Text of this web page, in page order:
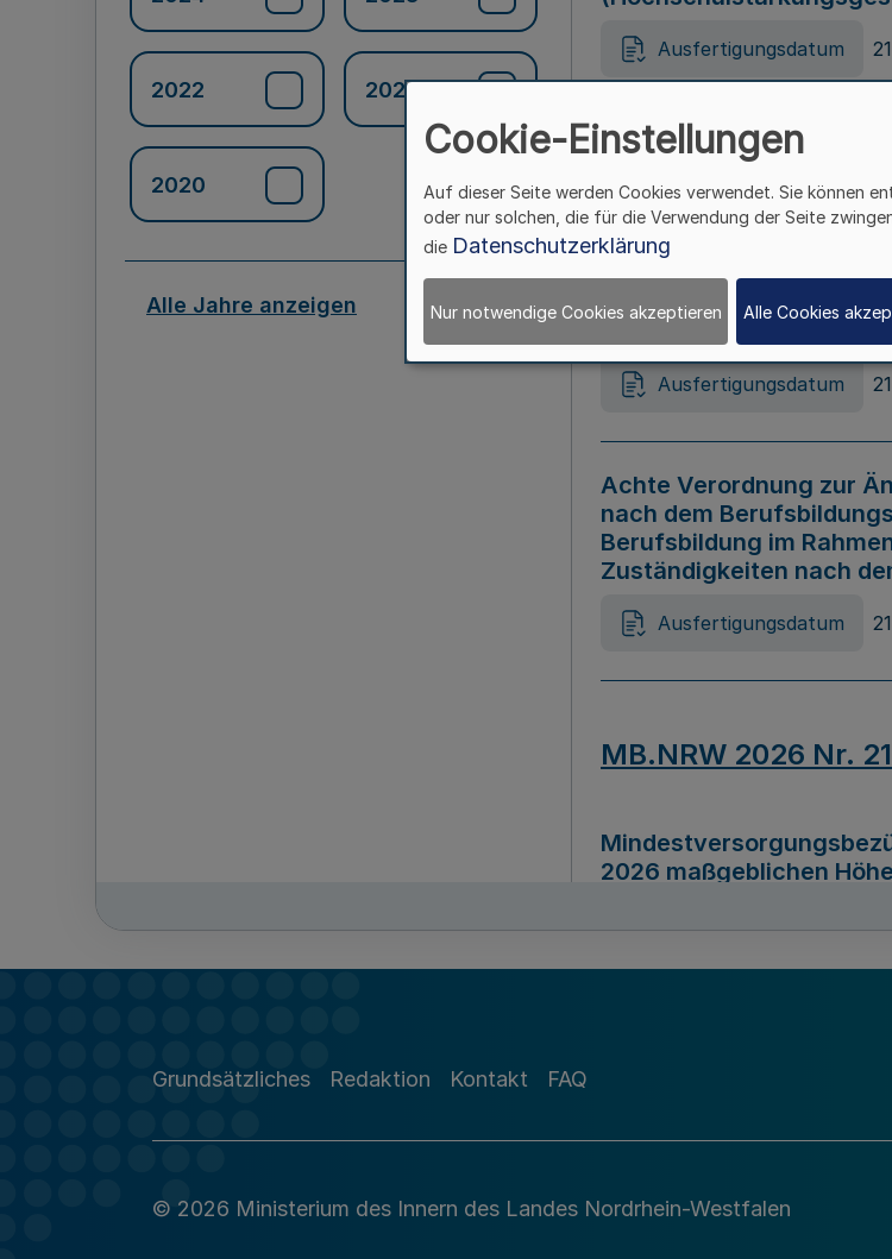
2022 2021
2020
Alle Jahre anzeigen
Ausfertigungsdatum
Gesetz zur Vermeidung
Ausfertigungsdatum
Gesetz zur Änderung
Ausfertigungsdatum
Achte Verordnung zur
nach dem
Berufsbildung im
Zuständigkeiten nach
Ausfertigungsdatum
MB.NRW 2026 Nr.
2026 maßgeblichen Höhe
Richtlinie zur
Grundsätzliches Redaktion Kontakt FAQ
© 2026 Ministerium des Innern des Landes Nordrhein-Westfalen
Cookie-Einstellungen
Auf dieser Seite werden Cookies verwendet. Sie können
oder nur solchen, die für die Verwendung der Seite
die Datenschutzerklärung
Nur notwendige Cookies akzeptieren Alle Cookies